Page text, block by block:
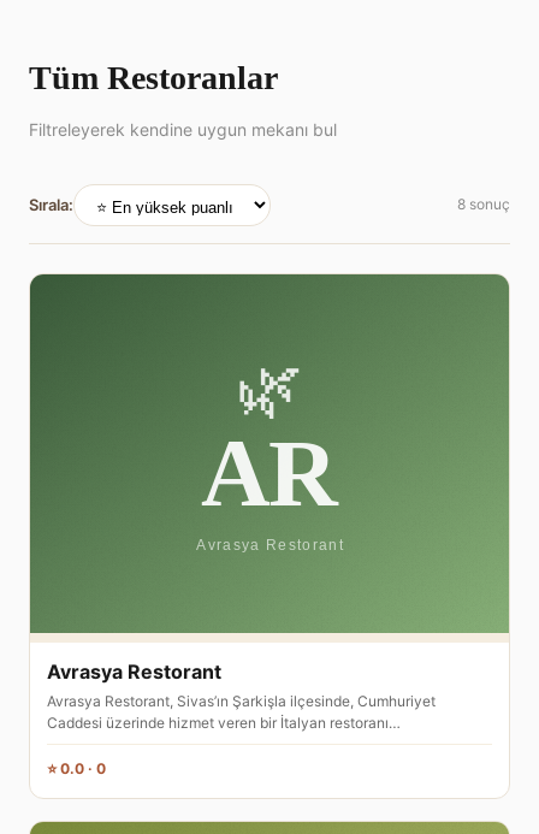
Tüm Restoranlar
Filtreleyerek kendine uygun mekanı bul
Sırala: 8 sonuç
Avrasya Restorant
Avrasya Restorant, Sivas’ın Şarkişla ilçesinde, Cumhuriyet
Caddesi üzerinde hizmet veren bir İtalyan restoranı…
⭐ 0.0 · 0